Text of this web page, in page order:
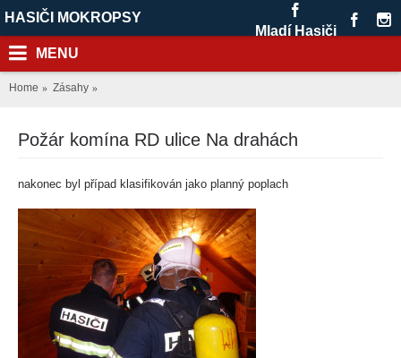
HASIČI MOKROPSY
Mladí Hasiči
MENU
Home Zásahy
Požár komína RD ulice Na drahách
nakonec byl případ klasifikován jako planný poplach